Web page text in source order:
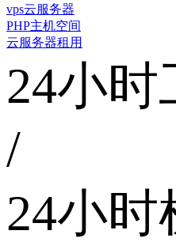
vps云服务器
PHP主机空间
云服务器租用
24小时
/
24小